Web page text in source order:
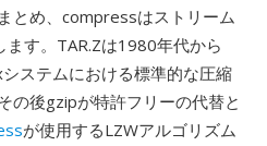
とめ、compressはストリーム
す。TAR.Zは1980年代から
ステムにおける標準的な圧縮
の後gzipが特許フリーの代替と
が使用するLZWアルゴリズム